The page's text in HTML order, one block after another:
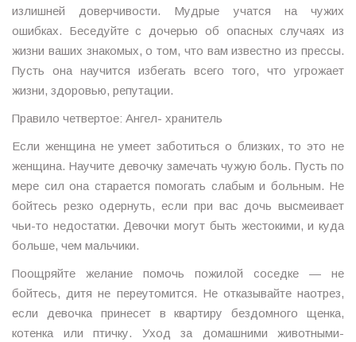
излишней доверчивости. Мудрые учатся на чужих
ошибках. Беседуйте с дочерью об опасных случаях из
жизни ваших знакомых, о том, что вам известно из прессы.
Пусть она научится избегать всего того, что угрожает
жизни, здоровью, репутации.
Правило четвертое: Ангел- хранитель
Если женщина не умеет заботиться о близких, то это не
женщина. Научите девочку замечать чужую боль. Пусть по
мере сил она старается помогать слабым и больным. Не
бойтесь резко одернуть, если при вас дочь высмеивает
чьи-то недостатки. Девочки могут быть жестокими, и куда
больше, чем мальчики.
Поощряйте желание помочь пожилой соседке — не
бойтесь, дитя не переутомится. Не отказывайте наотрез,
если девочка принесет в квартиру бездомного щенка,
котенка или птичку. Уход за домашними животными-